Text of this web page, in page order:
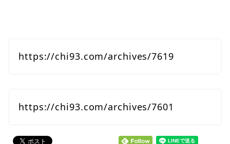
https://chi93.com/archives/7619
https://chi93.com/archives/7601